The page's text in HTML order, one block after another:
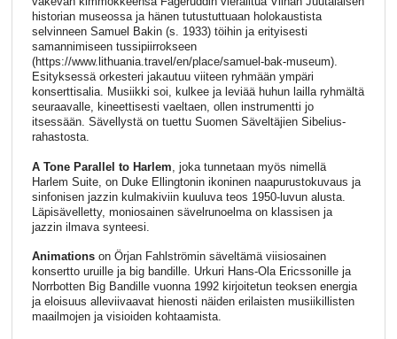
historian museossa ja hänen tutustuttuaan holokaustista
selvinneen Samuel Bakin (s. 1933) töihin ja erityisesti
samannimiseen tussipiirrokseen
(https://www.lithuania.travel/en/place/samuel-bak-museum).
Esityksessä orkesteri jakautuu viiteen ryhmään ympäri
konserttisalia. Musiikki soi, kulkee ja leviää huhun lailla ryhmältä
seuraavalle, kineettisesti vaeltaen, ollen instrumentti jo
itsessään. Sävellystä on tuettu Suomen Säveltäjien Sibelius-
rahastosta.
A Tone Parallel to Harlem , joka tunnetaan myös nimellä
Harlem Suite, on Duke Ellingtonin ikoninen naapurustokuvaus ja
sinfonisen jazzin kulmakiviin kuuluva teos 1950-luvun alusta.
Läpisävelletty, moniosainen sävelrunoelma on klassisen ja
jazzin ilmava synteesi.
Animationson Örjan Fahlströmin säveltämä viisiosainen
konsertto uruille ja big bandille. Urkuri Hans-Ola Ericssonille ja
Norrbotten Big Bandille vuonna 1992 kirjoitetun teoksen energia
ja eloisuus alleviivaavat hienosti näiden erilaisten musiikillisten
maailmojen ja visioiden kohtaamista.